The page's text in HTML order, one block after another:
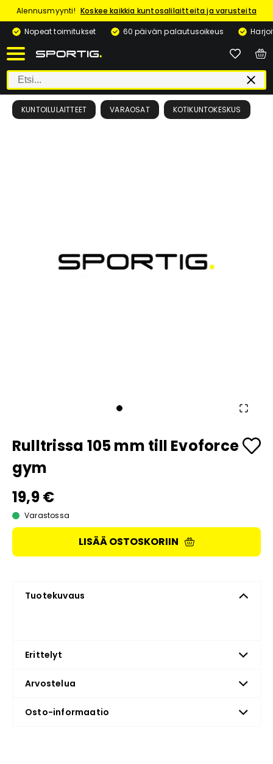
Alennusmyynti! Koskee kaikkia kuntosalilaitteita ja varusteita
Nopeat toimitukset
60 päivän palautusoikeus
KUNTOILULAITTEET VARAOSAT KOTIKUNTOKESKUS
Rulltrissa 105 mm till Evoforce
gym
19,9 €
Varastossa
LISÄÄ OSTOSKORIIN
Tuotekuvaus
Erittelyt
Arvostelua
Osto-informaatio